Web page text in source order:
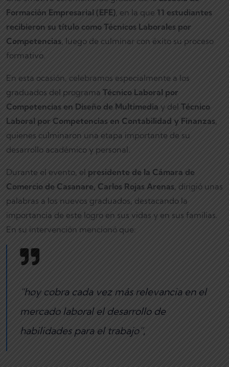
Formación Empresarial (EFE), en la que 11 estudiantes
recibieron su título como Técnicos Laborales por
Competencias, luego de culminar con éxito su proceso
formativo.
En esta ocasión, celebramos especialmente a los
graduados del programa Técnico Laboral por
Competencias en Diseño de Multimedia y del Técnico
Laboral por Competencias en Contabilidad y Finanzas,
quienes culminaron una etapa importante de su
desarrollo académico y personal.
Durante el evento, el presidente de la Cámara de
Comercio de Casanare, Carlos Rojas Arenas, dirigió unas
palabras a los nuevos graduados, destacando la
importancia de este logro en sus vidas y en sus familias.
En su intervención mencionó que:
“hoy cobra cada vez más relevancia en el
mercado laboral el desarrollo de
habilidades para el trabajo”,